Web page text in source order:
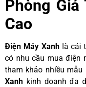
Phòng
Cao
Điện Máy Xanhlà cái
có nhu cầu mua điện
tham khảo nhiều mẫu
Xanh kinh doanh đa